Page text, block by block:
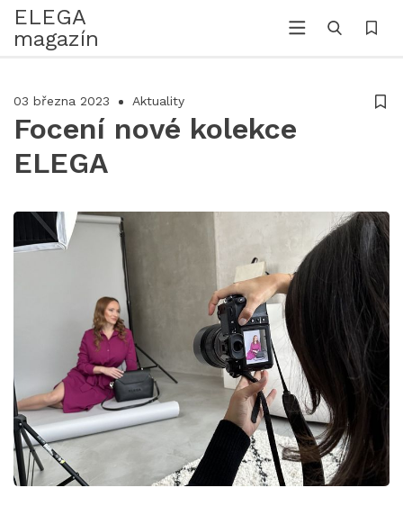
ELEGA
magazín
03 března 2023 Aktuality
Focení nové kolekce
ELEGA